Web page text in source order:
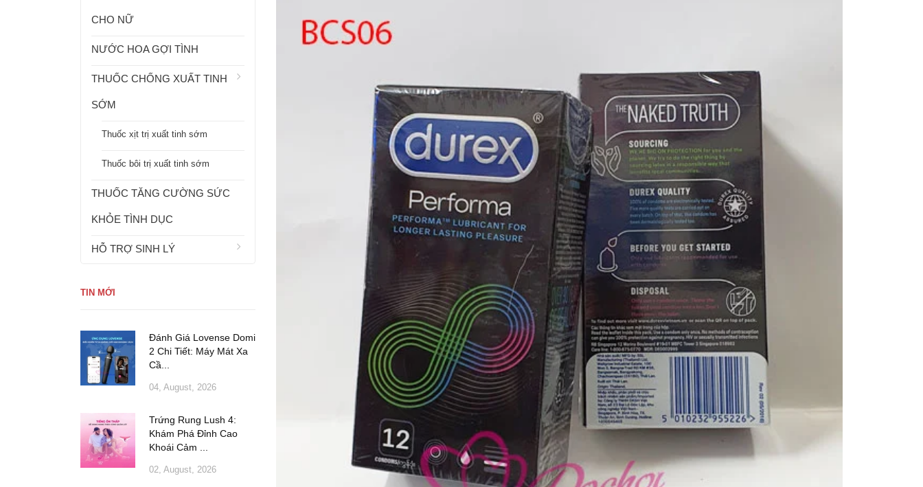
CHO NỮ
NƯỚC HOA GỢI TÌNH
THUỐC CHỐNG XUẤT TINH
SỚM
Thuốc xịt trị xuất tinh sớm
Thuốc bôi trị xuất tinh sớm
THUỐC TĂNG CƯỜNG SỨC
KHỎE TÌNH DỤC
HỖ TRỢ SINH LÝ
TIN MỚI
Đánh Giá Lovense Domi
2 Chi Tiết: Máy Mát Xa
Cầ...
04, August, 2026
Trứng Rung Lush 4:
Khám Phá Đỉnh Cao
Khoái Cảm ...
02, August, 2026